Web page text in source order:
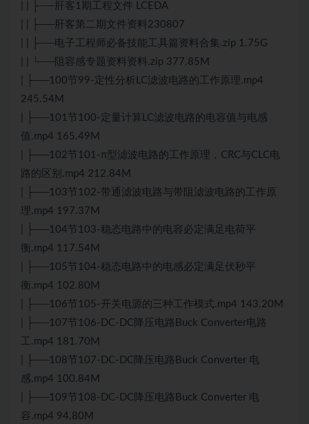
| | ├──肝客1期工程文件 LCEDA
| | ├──肝客第二期文件资料230807
| | ├──电子工程师必备技能工具篇资料合集.zip 1.75G
| | └──阻容感专题资料资料.zip 377.85M
| ├──100节99-定性分析LC滤波电路的工作原理.mp4
245.54M
| ├──101节100-定量计算LC滤波电路的电容值与电感
值.mp4 165.49M
| ├──102节101-π型滤波电路的工作原理，CRC与CLC电
路的区别.mp4 212.84M
| ├──103节102-带通滤波电路与带阻滤波电路的工作原
理.mp4 197.37M
| ├──104节103-稳态电路中的电容必定满足电荷平
衡.mp4 117.54M
| ├──105节104-稳态电路中的电感必定满足伏秒平
衡.mp4 102.80M
| ├──106节105-开关电源的三种工作模式.mp4 143.20M
| ├──107节106-DC-DC降压电路Buck Converter电路
工.mp4 181.70M
| ├──108节107-DC-DC降压电路Buck Converter 电
感.mp4 100.84M
| ├──109节108-DC-DC降压电路Buck Converter 电
容.mp4 94.80M